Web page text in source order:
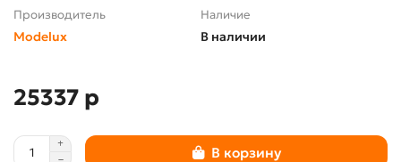
Производитель
Modelux
Наличие
В наличии
25337 р
В корзину